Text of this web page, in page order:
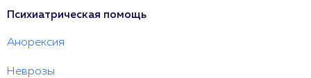
Психиатрическая помощь
Анорексия
Неврозы